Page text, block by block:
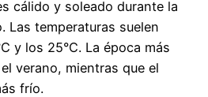
cálido y soleado durante la
Las temperaturas suelen
y los 25°C. La época más
verano, mientras que el
frío.